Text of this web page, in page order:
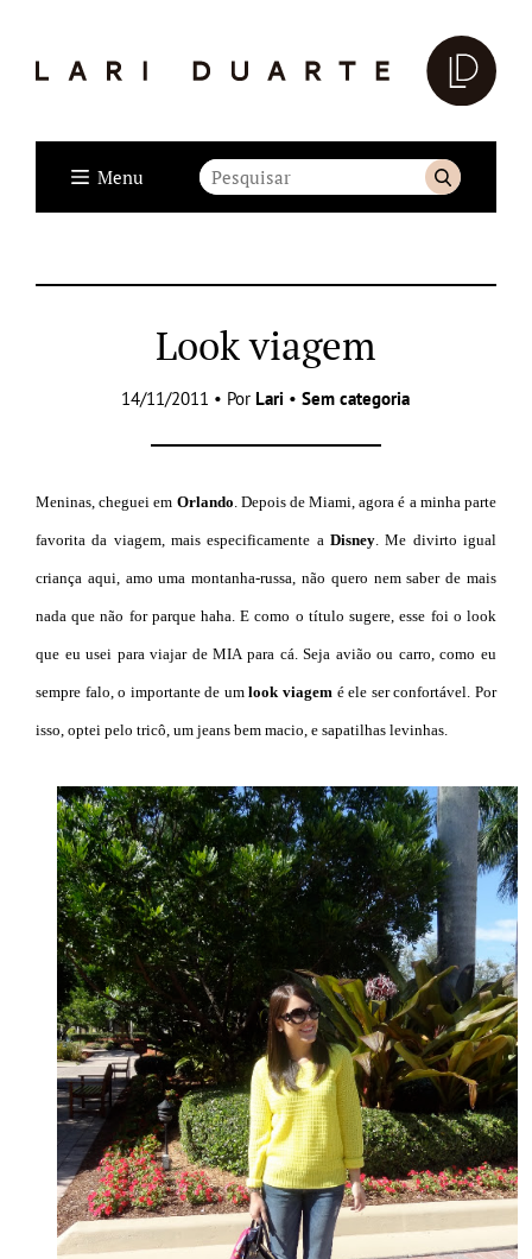
Menu
Look viagem
14/11/2011 • PorLari •Sem categoria
Meninas, cheguei em Orlando . Depois de Miami, agora é a minha parte
favorita da viagem, mais especificamente a Disney . Me divirto igual
criança aqui, amo uma montanha-russa, não quero nem saber de mais
nada que não for parque haha. E como o título sugere, esse foi o look
que eu usei para viajar de MIA para cá. Seja avião ou carro, como eu
sempre falo, o importante de umlook viagem é ele ser confortável. Por
isso, optei pelo tricô, um jeans bem macio, e sapatilhas levinhas.